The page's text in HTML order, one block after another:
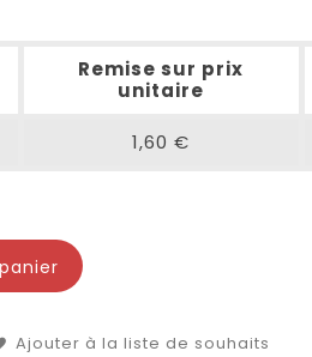
Remise sur prix
unitaire
1,60 €
Ajouter à la liste de souhaits